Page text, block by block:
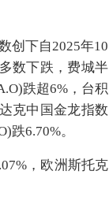
创下自2025年10
数下跌，费城半
跌超6%，台积
克中国金龙指数
跌6.70%。
，欧洲斯托克